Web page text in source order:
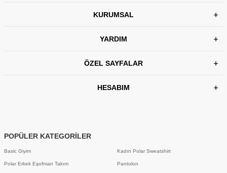
KURUMSAL
YARDIM
ÖZEL SAYFALAR
HESABIM
POPÜLER KATEGORİLER
Basic Giyim
Polar Erkek Eşofman Takım
Kadın Polar Sweatshirt
Pantolon